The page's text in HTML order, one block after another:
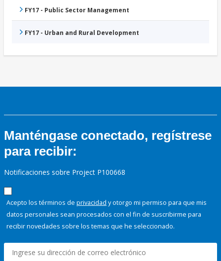
FY17 - Public Sector Management
FY17 - Urban and Rural Development
Manténgase conectado, regístrese
para recibir:
Notificaciones sobre Project P100668
Acepto los términos de privacidad y otorgo mi permiso para que mis
datos personales sean procesados con el fin de suscribirme para
recibir novedades sobre los temas que he seleccionado.